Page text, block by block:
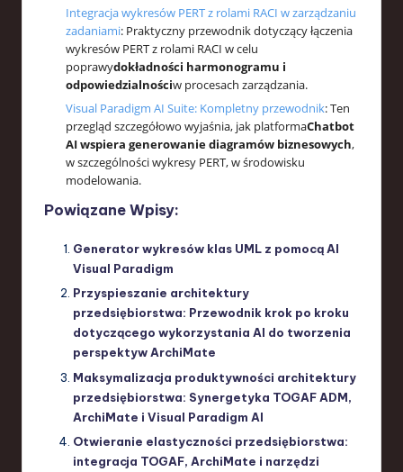
Integracja wykresów PERT z rolami RACI w zarządzaniu
zadaniami: Praktyczny przewodnik dotyczący łączenia
wykresów PERT z rolami RACI w celu
poprawydokładności harmonogramu i
odpowiedzialnościw procesach zarządzania.
Visual Paradigm AI Suite: Kompletny przewodnik: Ten
przegląd szczegółowo wyjaśnia, jak platformaChatbot
AI wspiera generowanie diagramów biznesowych,
w szczególności wykresy PERT, w środowisku
modelowania.
Powiązane Wpisy:
Generator wykresów klas UML z pomocą AI
Visual Paradigm
Przyspieszanie architektury
przedsiębiorstwa: Przewodnik krok po kroku
dotyczącego wykorzystania AI do tworzenia
perspektyw ArchiMate
Maksymalizacja produktywności architektury
przedsiębiorstwa: Synergetyka TOGAF ADM,
ArchiMate i Visual Paradigm AI
Otwieranie elastyczności przedsiębiorstwa:
integracja TOGAF, ArchiMate i narzędzi